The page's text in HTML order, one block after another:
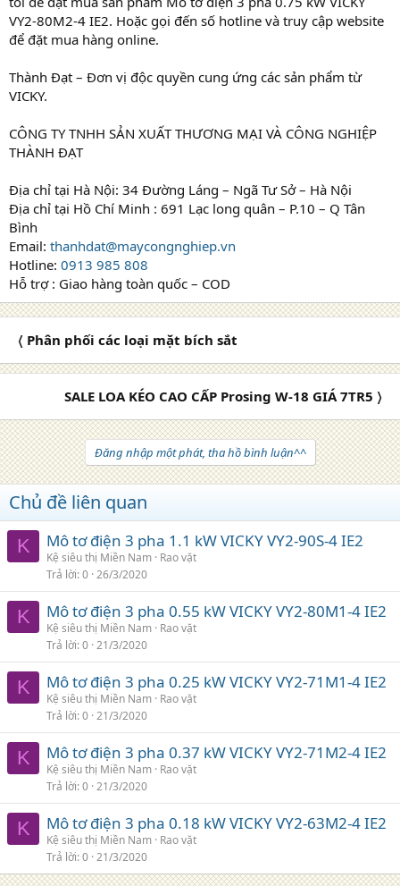
VY2-80M2-4 IE2. Hoặc gọi đến số hotline và truy cập website
để đặt mua hàng online.
Thành Đạt – Đơn vị độc quyền cung ứng các sản phẩm từ
VICKY.
CÔNG TY TNHH SẢN XUẤT THƯƠNG MẠI VÀ CÔNG NGHIỆP
THÀNH ĐẠT
Địa chỉ tại Hà Nội: 34 Đường Láng – Ngã Tư Sở – Hà Nội
Địa chỉ tại Hồ Chí Minh : 691 Lạc long quân – P.10 – Q Tân
Bình
Email: thanhdat@maycongnghiep.vn
Hotline: 0913 985 808
Hỗ trợ : Giao hàng toàn quốc – COD
〈 Phân phối các loại mặt bích sắt
SALE LOA KÉO CAO CẤP Prosing W-18 GIÁ 7TR5 〉
Đăng nhập một phát, tha hồ bình luận^^
Chủ đề liên quan
K Mô tơ điện 3 pha 1.1 kW VICKY VY2-90S-4 IE2
Kệ siêu thị Miền Nam Rao vặt
Trả lời 0 26/3/2020
K Mô tơ điện 3 pha 0.55 kW VICKY VY2-80M1-4 IE2
Kệ siêu thị Miền Nam Rao vặt
Trả lời 0 21/3/2020
K Mô tơ điện 3 pha 0.25 kW VICKY VY2-71M1-4 IE2
Kệ siêu thị Miền Nam Rao vặt
Trả lời 0 21/3/2020
K Mô tơ điện 3 pha 0.37 kW VICKY VY2-71M2-4 IE2
Kệ siêu thị Miền Nam Rao vặt
Trả lời 0 21/3/2020
K Mô tơ điện 3 pha 0.18 kW VICKY VY2-63M2-4 IE2
Kệ siêu thị Miền Nam Rao vặt
Trả lời 0 21/3/2020